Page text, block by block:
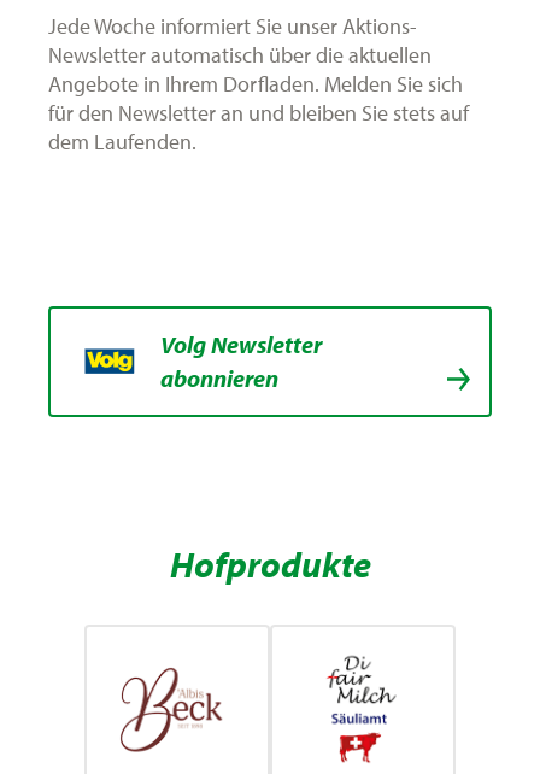
Jede Woche informiert Sie unser Aktions-
Newsletter automatisch über die aktuellen
Angebote in Ihrem Dorfladen. Melden Sie sich
für den Newsletter an und bleiben Sie stets auf
dem Laufenden.
Volg Newsletter
abonnieren
Hofprodukte